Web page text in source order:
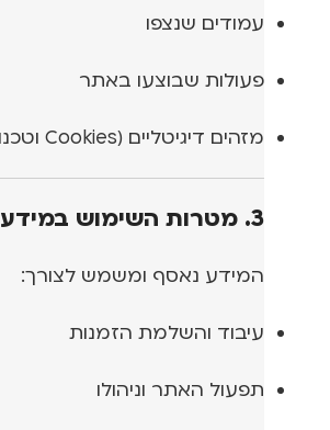
עמודים שנצפו
פעולות שבוצעו באתר
מזהים דיגיטליים (Cookies וטכנולוגיות דומות)
3. מטרות השימוש במידע
המידע נאסף ומשמש לצורך:
עיבוד והשלמת הזמנות
תפעול האתר וניהולו